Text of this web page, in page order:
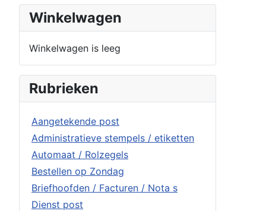
Winkelwagen
Winkelwagen is leeg
Rubrieken
Aangetekende post
Administratieve stempels / etiketten
Automaat / Rolzegels
Bestellen op Zondag
Briefhoofden / Facturen / Nota s
Dienst post